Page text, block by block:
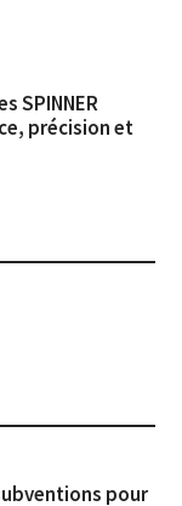
SPINNER
précision et
pour